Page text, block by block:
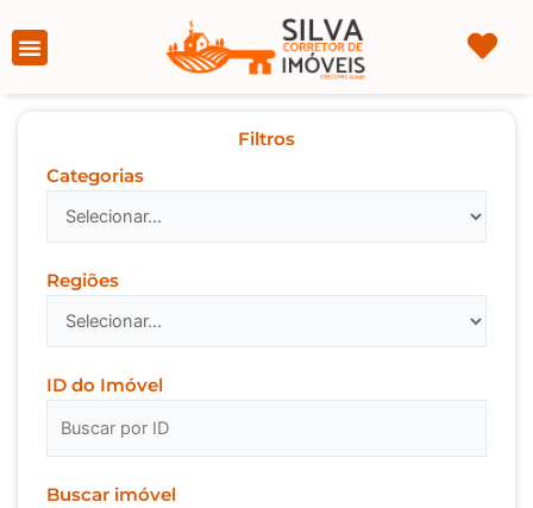
para
conteúdo
Filtros
Categorias
Regiões
ID do Imóvel
Buscar imóvel